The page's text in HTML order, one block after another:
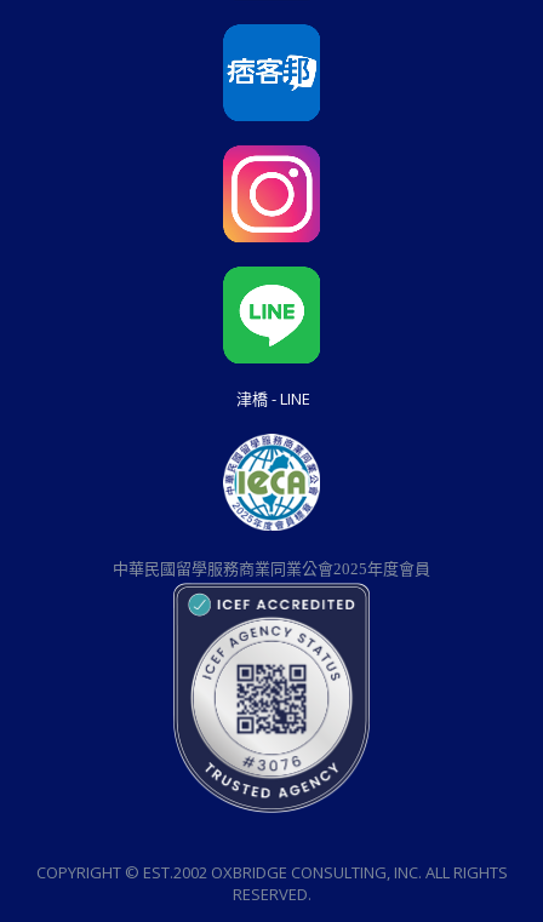
津橋 - LINE
中華民國留學服務商業同業公會2025年度會員
COPYRIGHT © EST.2002 OXBRIDGE CONSULTING, INC. ALL RIGHTS
RESERVED.